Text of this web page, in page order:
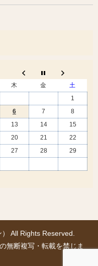
木 金
土
1
6 7
8
13 14
15
20 21
22
27 28
29
All Rights Reserved.
無断複写・転載を禁じま